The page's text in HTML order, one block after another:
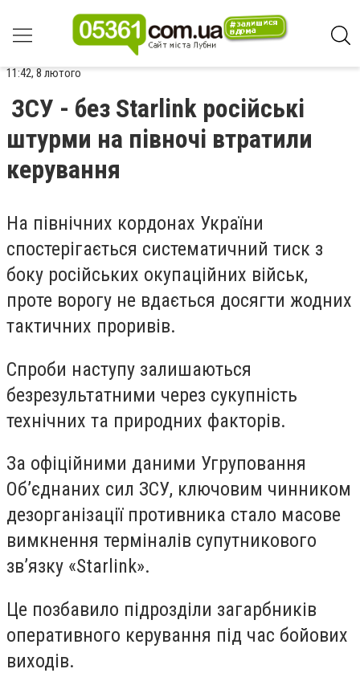
11:42, 8 лютого
ЗСУ - без Starlink російські
штурми на півночі втратили
керування
На північних кордонах України
спостерігається систематичний тиск з
боку російських окупаційних військ,
проте ворогу не вдається досягти жодних
тактичних проривів.
Спроби наступу залишаються
безрезультатними через сукупність
технічних та природних факторів.
За офіційними даними Угруповання
Об’єднаних сил ЗСУ, ключовим чинником
дезорганізації противника стало масове
вимкнення терміналів супутникового
зв’язку «Starlink».
Це позбавило підрозділи загарбників
оперативного керування під час бойових
виходів.